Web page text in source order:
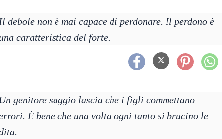
debole non è mai capace di perdonare. Il perdono è
caratteristica del forte.
genitore saggio lascia che i figli commettano
È bene che una volta ogni tanto si brucino le